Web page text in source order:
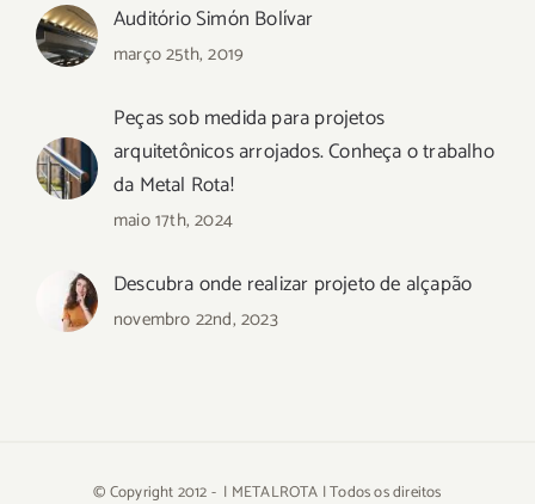
Auditório Simón Bolívar
março 25th, 2019
Peças sob medida para projetos
arquitetônicos arrojados. Conheça o trabalho
da Metal Rota!
maio 17th, 2024
Descubra onde realizar projeto de alçapão
novembro 22nd, 2023
© Copyright 2012 - | METALROTA | Todos os direitos